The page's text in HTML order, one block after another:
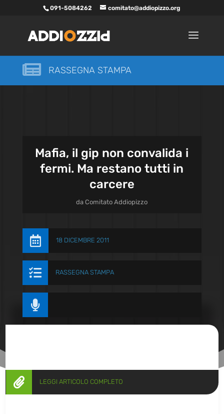
091-5084262 comitato@addiopizzo.org
 RASSEGNA STAMPA
Mafia, il gip non convalida i
fermi. Ma restano tutti in
carcere
daComitato Addiopizzo
 18 DICEMBRE 2011
 RASSEGNA STAMPA

 LEGGI ARTICOLO COMPLETO